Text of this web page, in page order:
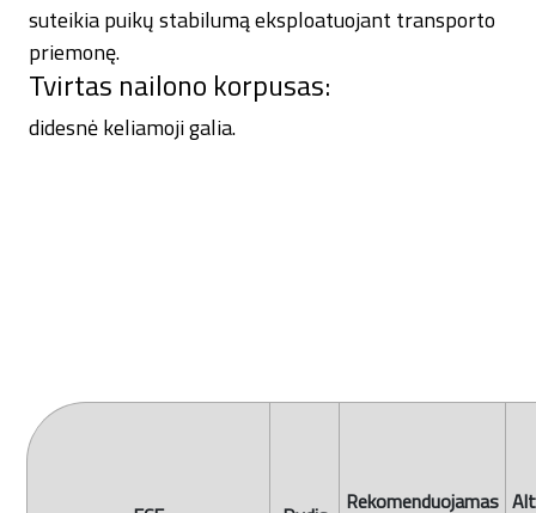
suteikia puikų stabilumą eksploatuojant transporto
priemonę.
Tvirtas nailono korpusas:
didesnė keliamoji galia.
Rekomenduojamas